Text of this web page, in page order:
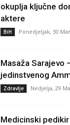
okuplja ključne
aktere
BiH Ponedjeljak, 30
Masaža Sarajevo
jedinstvenog
Zdravlje Nedjelja, 29
Medicinski